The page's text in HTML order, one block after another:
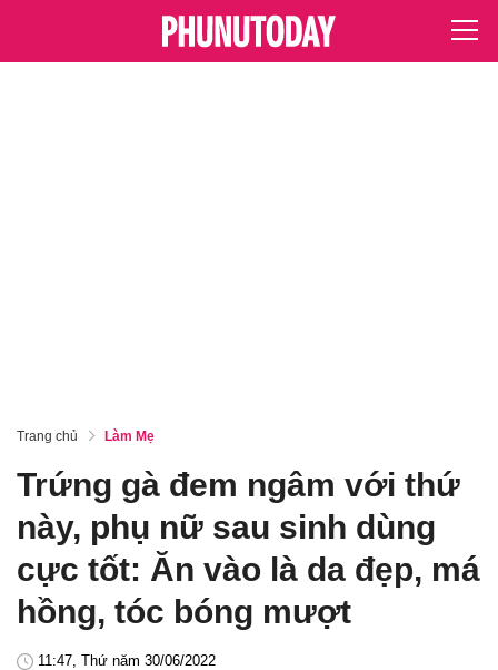
Trang chủ Làm Mẹ
Trứng gà đem ngâm với thứ
này, phụ nữ sau sinh dùng
cực tốt: Ăn vào là da đẹp, má
hồng, tóc bóng mượt
11:47, Thứ năm 30/06/2022